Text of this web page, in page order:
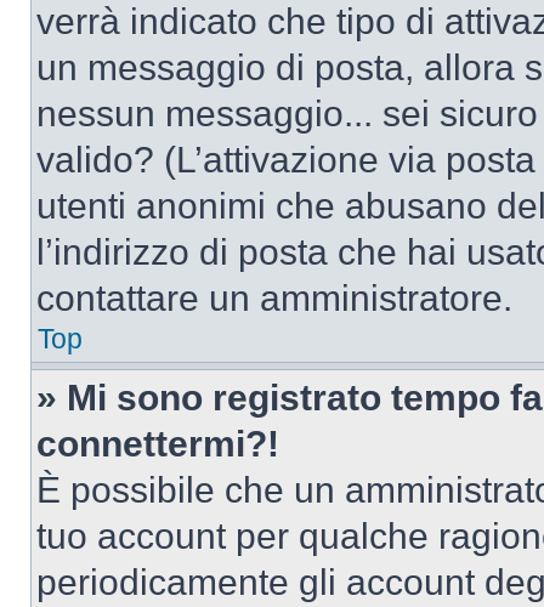
verrà indicato che tipo di
un messaggio di posta, allora
nessun messaggio... sei
valido? (L’attivazione via
utenti anonimi che abusano
l’indirizzo di posta che hai
contattare un amministratore.
Top
» Mi sono registrato tempo
connettermi?!
È possibile che un
tuo account per qualche
periodicamente gli account